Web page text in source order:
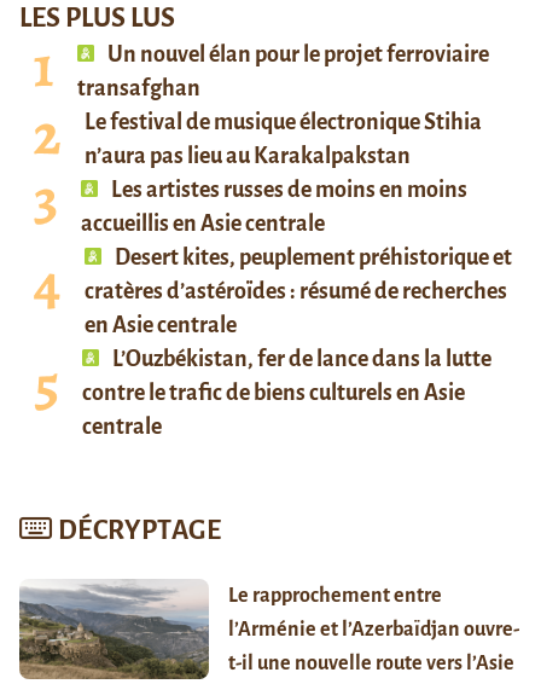
LES PLUS LUS
Un nouvel élan pour le projet ferroviaire
transafghan
Le festival de musique électronique Stihia
n’aura pas lieu au Karakalpakstan
Les artistes russes de moins en moins
accueillis en Asie centrale
Desert kites, peuplement préhistorique et
cratères d’astéroïdes : résumé de recherches
en Asie centrale
L’Ouzbékistan, fer de lance dans la lutte
contre le trafic de biens culturels en Asie
centrale
DÉCRYPTAGE
Le rapprochement entre
l’Arménie et l’Azerbaïdjan ouvre-
t-il une nouvelle route vers l’Asie